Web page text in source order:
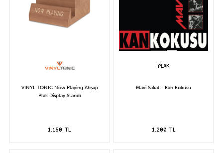
VINYL TONIC Now Playing Ahşap
Plak Display Standı
1.150 TL
Mavi Sakal - Kan Kokusu
1.200 TL